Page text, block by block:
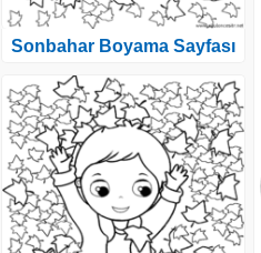
Sonbahar Boyama Sayfası